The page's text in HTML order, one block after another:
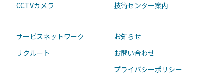
CCTVカメラ
技術センター案内
サービスネットワーク
リクルート
お知らせ
お問い合わせ
プライバシーポリシー